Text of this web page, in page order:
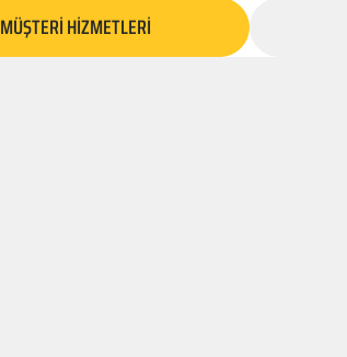
MÜŞTERİ HİZMETLERİ